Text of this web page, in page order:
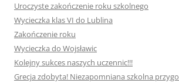
Uroczyste zakończenie roku szkolnego
Wycieczka klas VI do Lublina
Zakończenie roku
Wycieczka do Wojsławic
Kolejny sukces naszych uczennic!!!
Grecja zdobyta! Niezapomniana szkolna